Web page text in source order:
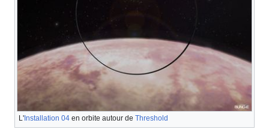
L'Installation 04 en orbite autour de Threshold